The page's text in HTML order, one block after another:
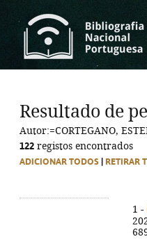
Resultado de
Autor:=CORTEGANO,
122 registos encontrados
ADICIONAR TODOS RETIRAR
1 -